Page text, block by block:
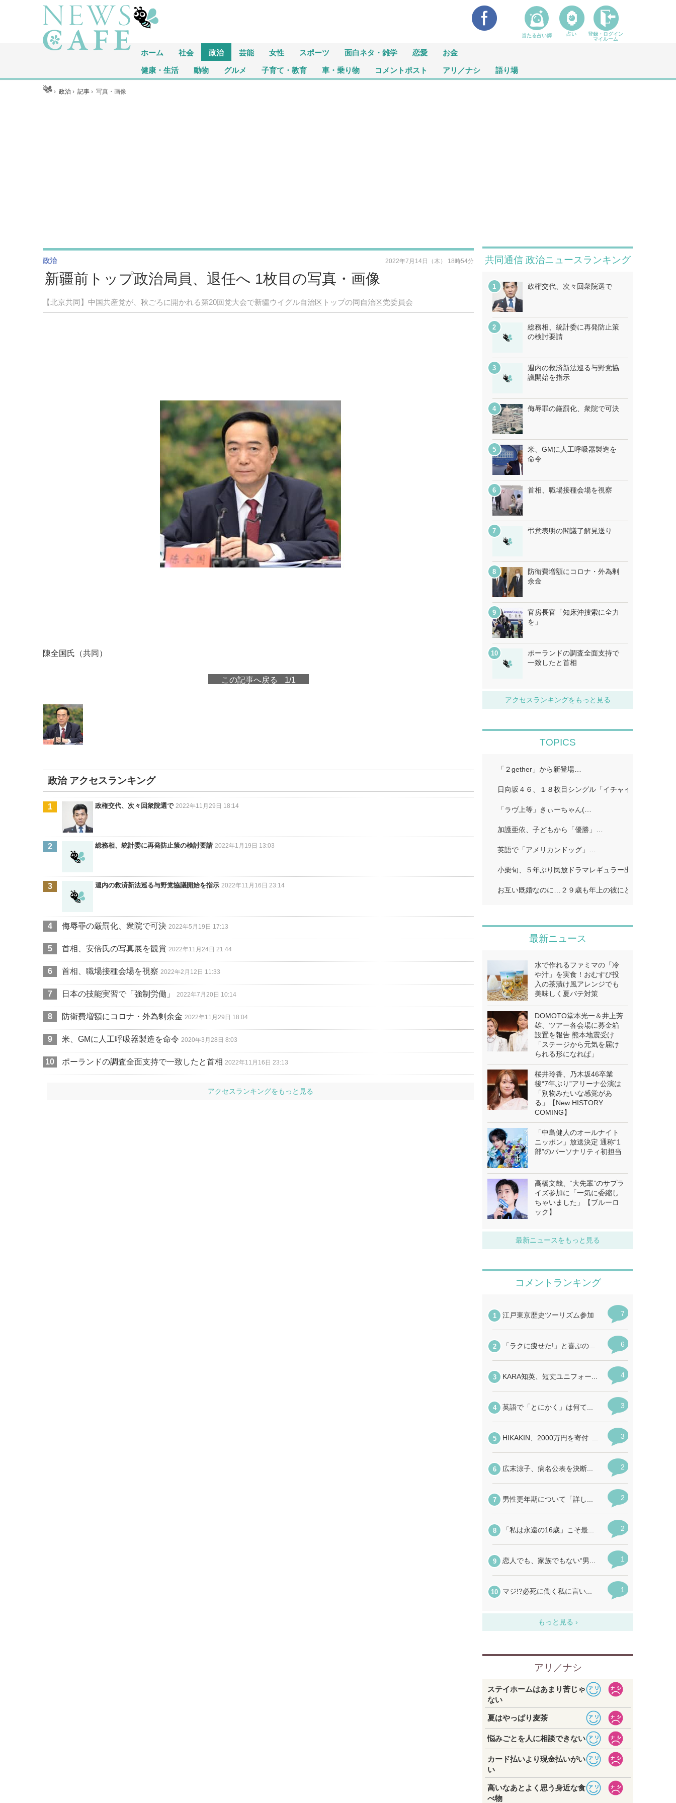
ホーム 社会 政治 芸能 女性 スポーツ 面白ネタ・雑学 恋愛 お金
健康・生活 動物 グルメ 子育て・教育 車・乗り物 コメントポスト アリ／ナシ 語り場
ホーム ›政治 ›記事 ›写真・画像
新疆前トップ政治局員、退任へ 1枚目の写真・画像
【北京共同】中国共産党が、秋ごろに開かれる第20回党大会で新疆ウイグル自治区トップの同自治区党委員会
政治 2022年7月14日（木） 18時54分
陳全国氏（共同）
この記事へ戻る 1/1
政治 アクセスランキング
政権交代、次々回衆院選で 2022年11月29日 18:14
総務相、統計委に再発防止策の検討要請 2022年1月19日 13:03
週内の救済新法巡る与野党協議開始を指示 2022年11月16日 23:14
侮辱罪の厳罰化、衆院で可決 2022年5月19日 17:13
首相、安倍氏の写真展を観賞 2022年11月24日 21:44
首相、職場接種会場を視察 2022年2月12日 11:33
日本の技能実習で「強制労働」 2022年7月20日 10:14
防衛費増額にコロナ・外為剰余金 2022年11月29日 18:04
米、GMに人工呼吸器製造を命令 2020年3月28日 8:03
ポーランドの調査全面支持で一致したと首相 2022年11月16日 23:13
アクセスランキングをもっと見る
共同通信 政治ニュースランキング
政権交代、次々回衆院選で
総務相、統計委に再発防止策
の検討要請
週内の救済新法巡る与野党協
議開始を指示
侮辱罪の厳罰化、衆院で可決
米、GMに人工呼吸器製造を
命令
首相、職場接種会場を視察
弔意表明の閣議了解見送り
防衛費増額にコロナ・外為剰
余金
官房長官「知床沖捜索に全力
を」
ポーランドの調査全面支持で
一致したと首相
アクセスランキングをもっと見る
TOPICS
「２gether」から新登場…
日向坂４６、１８枚目シングル「イチャイチャ虫」…
「ラヴ上等」きぃーちゃん(…
加護亜依、子どもから「優勝」…
英語で「アメリカンドッグ」…
小栗旬、５年ぶり民放ドラマレギュラー出演…
お互い既婚なのに…２９歳も年上の彼にどうしようも
最新ニュース
水で作れるファミマの「冷
や汁」を実食！おむすび投
入の茶漬け風アレンジでも
美味しく夏バテ対策
DOMOTO堂本光一＆井上芳
雄、ツアー各会場に募金箱
設置を報告 熊本地震受け
「ステージから元気を届け
られる形になれば」
桜井玲香、乃木坂46卒業
後“7年ぶり”アリーナ公演は
「別物みたいな感覚があ
る」【New HISTORY
COMING】
「中島健人のオールナイト
ニッポン」放送決定 通称“1
部”のパーソナリティ初担当
高橋文哉、“大先輩”のサプラ
イズ参加に「一気に委縮し
ちゃいました」【ブルーロ
ック】
最新ニュースをもっと見る
当たる占い師 占い
登録・ログイン
マイルーム